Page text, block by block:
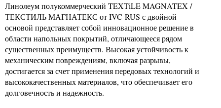
Линолеум полукоммерческий TEXTiLE MAGNATEX /
ТЕКСТИЛЬ МАГНАТЕКС от IVC-RUS с двойной
основой представляет собой инновационное решение в
области напольных покрытий, отличающееся рядом
существенных преимуществ. Высокая устойчивость к
механическим повреждениям, включая разрывы,
достигается за счет применения передовых технологий и
высококачественных материалов, что обеспечивает его
долговечность и надежность.